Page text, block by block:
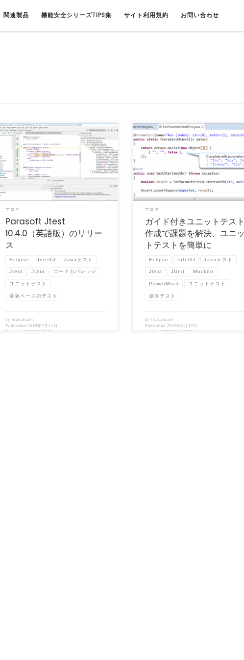
関連製品 機能安全シリーズTIPS集 サイト利用規約 お問い合わせ
（この記事は、開発元Parasoft社 Blog
「Parasoft Jtest 10.4.0」20 […]
ブログ
Parasoft Jtest
10.4.0（英語版）のリリー
ス
Eclipse IntelliJ Javaテスト
Jtest JUnit コードカバレッジ
ユニットテスト
変更ベースのテスト
byhtakahashi
Published2018年7月11日
Updated2019年9月26日
（この記事は、開発元Parasoft社 Blog
「Guided Unit Test Creatio […]
ブログ
ガイド付きユニットテスト
作成で課題を解決、ユニッ
トテストを簡単に
Eclipse IntelliJ Javaテスト
Jtest JUnit Mockito
PowerMock ユニットテスト
単体テスト
byhtakahashi
Published2018年4月17日
Updated2019年12月9日